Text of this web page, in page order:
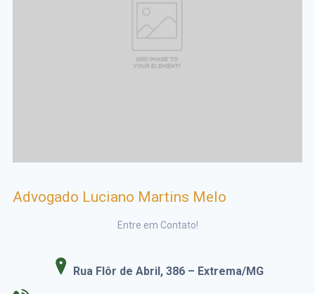
Advogado Luciano Martins Melo
Entre em Contato!
Rua Flôr de Abril, 386 – Extrema/MG